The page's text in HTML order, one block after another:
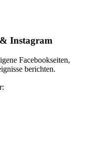
Instagram
Facebookseiten,
berichten.